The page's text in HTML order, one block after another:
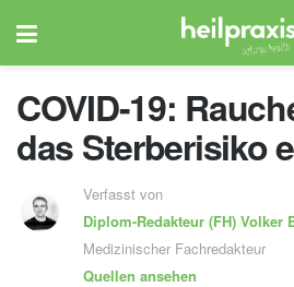
COVID-19:
das Sterberisiko
Verfasst von
Diplom-Redakteur (FH)Volker
Medizinischer Fachredakteur
Quellen ansehen